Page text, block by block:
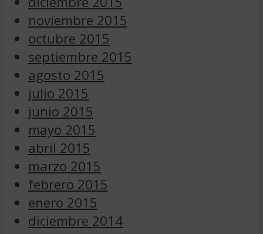
noviembre 2015
octubre 2015
septiembre 2015
agosto 2015
julio 2015
junio 2015
mayo 2015
abril 2015
marzo 2015
febrero 2015
enero 2015
diciembre 2014